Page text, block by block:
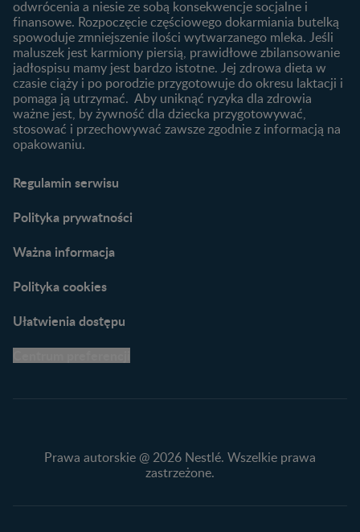
Przydatne materiały dla
rodziców
Poradniki dla rodziców
Karty do zdjęć dla
Maluszka
Materiały do pobrania
Narzędzia dla rodziców
praktyczne wskazówki
odwrócenia a niesie ze sobą konsekwencje socjalne i
finansowe. Rozpoczęcie częściowego dokarmiania butelką
spowoduje zmniejszenie ilości wytwarzanego mleka. Jeśli
maluszek jest karmiony piersią, prawidłowe zbilansowanie
jadłospisu mamy jest bardzo istotne. Jej zdrowa dieta w
czasie ciąży i po porodzie przygotowuje do okresu laktacji i
pomaga ją utrzymać. Aby uniknąć ryzyka dla zdrowia
ważne jest, by żywność dla dziecka przygotowywać,
stosować i przechowywać zawsze zgodnie z informacją na
opakowaniu.
Regulamin serwisu
Polityka prywatności
Ważna informacja
Polityka cookies
Ułatwienia dostępu
Prawa autorskie @ 2026 Nestlé. Wszelkie prawa
zastrzeżone.